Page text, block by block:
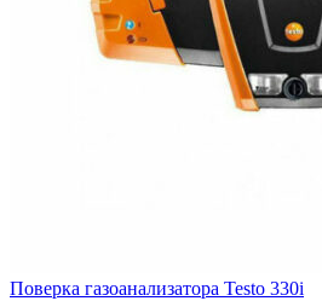
Поверка газоанализатора Testo 330i